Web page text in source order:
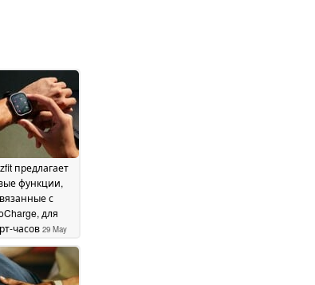
предлагает
функции,
с
для
часов 29 May
2026